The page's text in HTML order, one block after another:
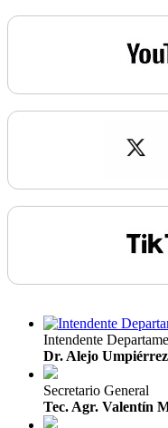
Intendente
Dr. Alejo Umpiérrez
Secretario General
Tec. Agr. Valentín